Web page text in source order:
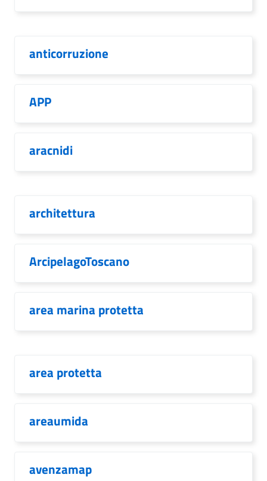
anticorruzione
APP
aracnidi
architettura
ArcipelagoToscano
area marina protetta
area protetta
areaumida
avenzamap